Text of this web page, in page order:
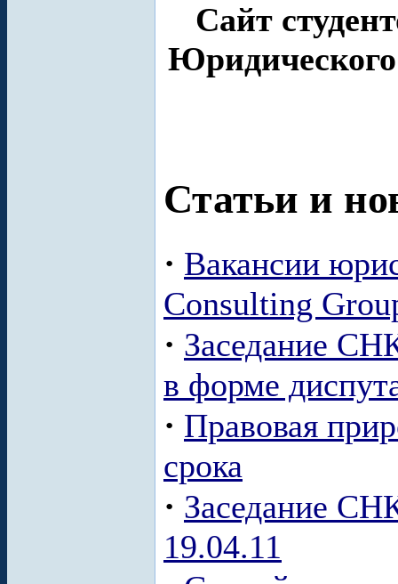
Сайт
Статьи и
· Вакансии
Consulting
· Заседание
в форме
· Правовая
срока
· Заседание
19.04.11